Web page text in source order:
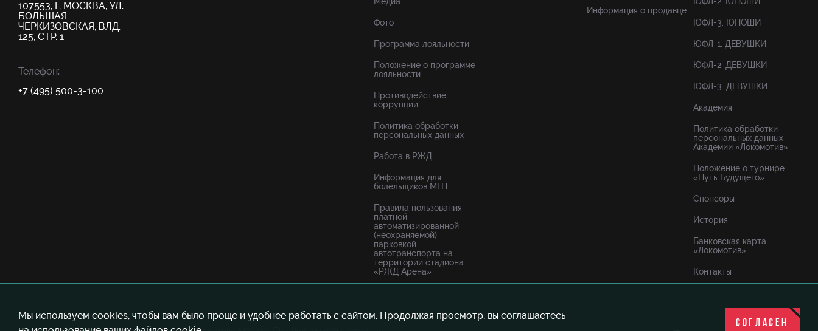
Мы используем cookies, чтобы вам было проще и удобнее работать с сайтом. Продолжая просмотр, вы соглашаетесь
СОГЛАСЕН
107553, Г. МОСКВА, УЛ.
БОЛЬШАЯ
ЧЕРКИЗОВСКАЯ, ВЛД.
125, СТР. 1
Телефон:
+7 (495) 500-3-100
Фото
Программа лояльности
Положение о программе
лояльности
Противодействие
коррупции
Политика обработки
персональных данных
Работа в РЖД
Информация для
болельщиков МГН
Правила пользования
платной
автоматизированной
(неохраняемой)
парковкой
автотранспорта на
территории стадиона
«РЖД Арена»
Информация о продавце
ЮФЛ-3. ЮНОШИ
ЮФЛ-1. ДЕВУШКИ
ЮФЛ-2. ДЕВУШКИ
ЮФЛ-3. ДЕВУШКИ
Академия
Политика обработки
персональных данных
Академии «Локомотив»
Положение о турнире
«Путь Будущего»
Спонсоры
История
Банковская карта
«Локомотив»
Контакты